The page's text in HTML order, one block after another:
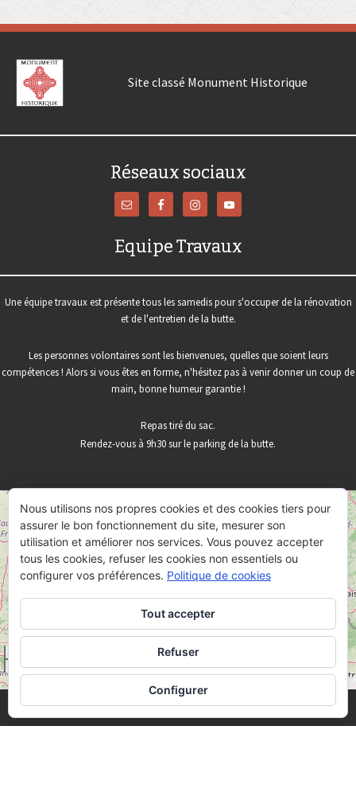
Site classé Monument Historique
Réseaux sociaux
Equipe Travaux
Une équipe travaux est présente tous les samedis pour s'occuper de la rénovation
et de l'entretien de la butte.
Les personnes volontaires sont les bienvenues, quelles que soient leurs
compétences ! Alors si vous êtes en forme, n'hésitez pas à venir donner un coup de
main, bonne humeur garantie !
Repas tiré du sac.
Rendez-vous à 9h30 sur le parking de la butte.
+
30 mi
Nous utilisons nos propres cookies et des cookies tiers pour
assurer le bon fonctionnement du site, mesurer son
utilisation et améliorer nos services. Vous pouvez accepter
tous les cookies, refuser les cookies non essentiels ou
configurer vos préférences. Politique de cookies
Tout accepter
Refuser
Configurer